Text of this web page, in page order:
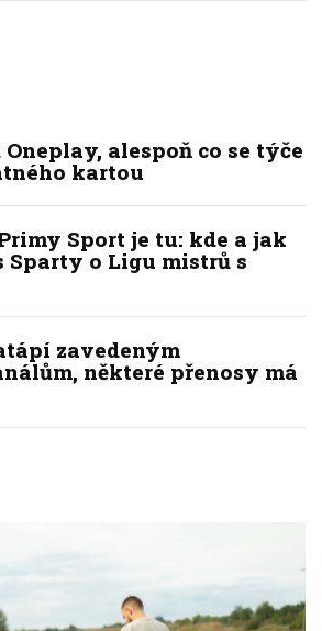
alespoň co se týče
kartou
Sport je tu: kde a jak
Sparty o Ligu mistrů s
zavedeným
některé přenosy má